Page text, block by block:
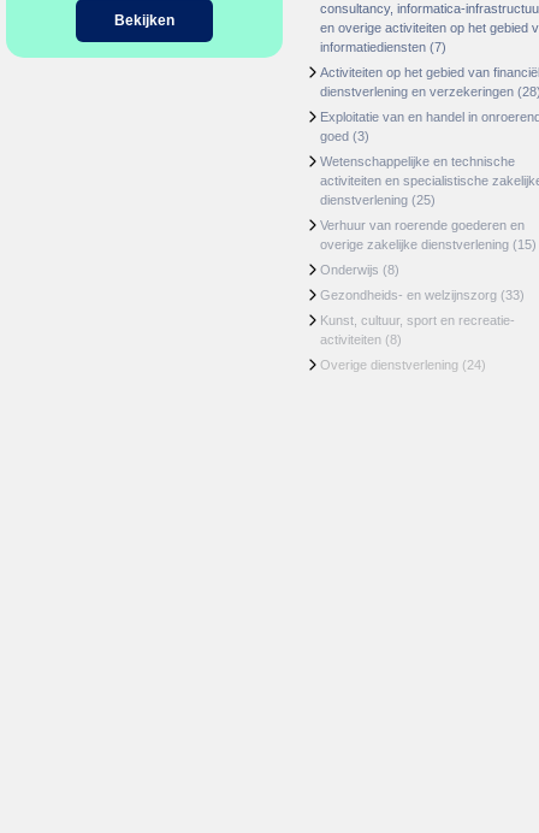
Bekijken
consultancy, informatica-
en overige activiteiten op het gebied
informatiediensten (7)
Activiteiten op het gebied van
dienstverlening en verzekeringen
Exploitatie van en handel in
goed (3)
Wetenschappelijke en technische
activiteiten en specialistische
dienstverlening (25)
Verhuur van roerende goederen en
overige zakelijke dienstverlening (15)
Onderwijs (8)
Gezondheids- en welzijnszorg (33)
Kunst, cultuur, sport en recreatie-
activiteiten (8)
Overige dienstverlening (24)